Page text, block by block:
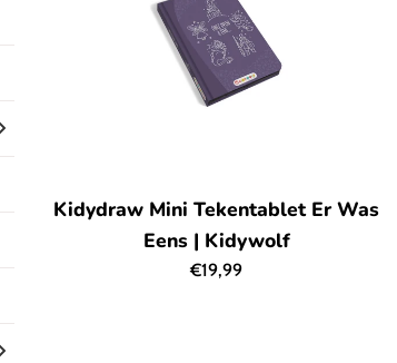
Kidydraw Mini Tekentablet Er Was
Eens | Kidywolf
Normale
€19,99